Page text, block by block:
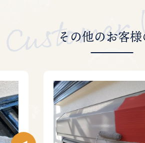
その他のお客